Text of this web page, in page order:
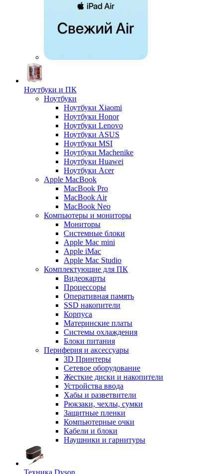
Ноутбуки и ПК
Ноутбуки
Ноутбуки Xiaomi
Ноутбуки Honor
Ноутбуки Lenovo
Ноутбуки ASUS
Ноутбуки MSI
Ноутбуки Machenike
Ноутбуки Huawei
Ноутбуки Acer
Apple MacBook
MacBook Pro
MacBook Air
MacBook Neo
Компьютеры и мониторы
Мониторы
Системные блоки
Apple Mac mini
Apple iMac
Apple Mac Studio
Комплектующие для ПК
Видеокарты
Процессоры
Оперативная память
SSD накопители
Корпуса
Материнские платы
Системы охлаждения
Блоки питания
Периферия и аксессуары
3D Принтеры
Сетевое оборудование
Жесткие диски и накопители
Устройства ввода
Хабы и разветвители
Рюкзаки, чехлы, сумки
Защитные пленки
Компьютерные очки
Кабели и блоки
Наушники и гарнитуры
Техника Dyson